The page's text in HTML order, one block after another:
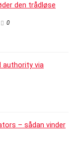
den trådløse
0
authority via
– sådan vinder